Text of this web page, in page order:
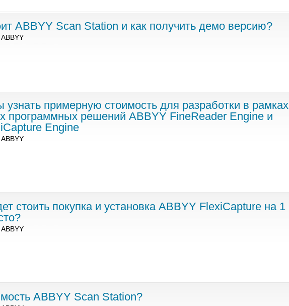
ABBYY Scan Station и как получить демо версию?
ABBYY
узнать примерную стоимость для разработки в рамках
программных решений ABBYY FineReader Engine и
Engine
ABBYY
стоить покупка и установка ABBYY FlexiCapture на 1
ABBYY
ABBYY Scan Station?